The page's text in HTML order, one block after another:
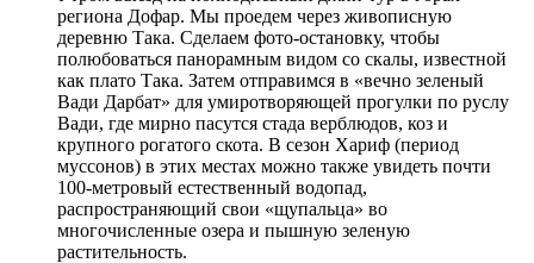
региона Дофар. Мы проедем через живописную
деревню Така. Сделаем фото-остановку, чтобы
полюбоваться панорамным видом со скалы, известной
как плато Така. Затем отправимся в «вечно зеленый
Вади Дарбат» для умиротворяющей прогулки по руслу
Вади, где мирно пасутся стада верблюдов, коз и
крупного рогатого скота. В сезон Хариф (период
муссонов) в этих местах можно также увидеть почти
100-метровый естественный водопад,
распространяющий свои «щупальца» во
многочисленные озера и пышную зеленую
растительность.